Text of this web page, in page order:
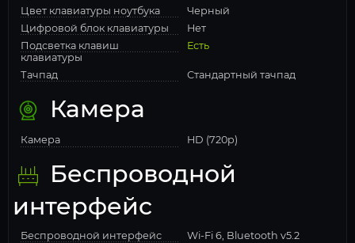
Цвет клавиатуры ноутбука
Черный
Цифровой блок клавиатуры
Нет
Подсветка клавиш
клавиатуры
Есть
Тачпад Стандартный тачпад
Камера
Камера HD (720p)
Беспроводной
интерфейс
Беспроводной интерфейс Wi-Fi 6, Bluetooth v5.2